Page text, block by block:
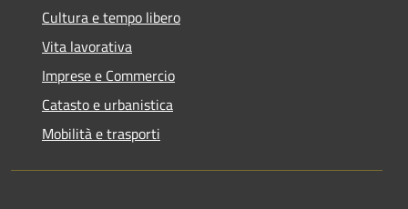
Cultura e tempo libero
Vita lavorativa
Imprese e Commercio
Catasto e urbanistica
Mobilità e trasporti